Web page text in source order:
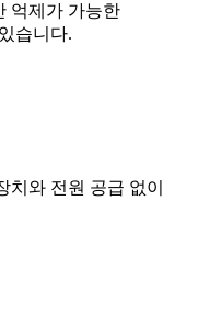
억제가 가능한
습니다.
와 전원 공급 없이